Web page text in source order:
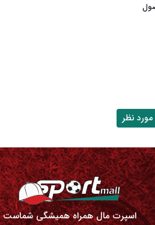
نظر
اسپرت مال همراه همیشگی شماست